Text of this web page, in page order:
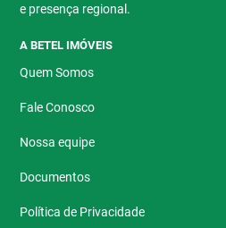
e presença regional.
A BETEL IMÓVEIS
Quem Somos
Fale Conosco
Nossa equipe
Documentos
Política de Privacidade